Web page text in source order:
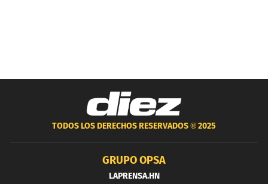
TODOS LOS DERECHOS RESERVADOS ®2025
GRUPO OPSA
LAPRENSA.HN